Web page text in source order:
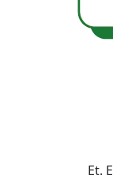
Et.